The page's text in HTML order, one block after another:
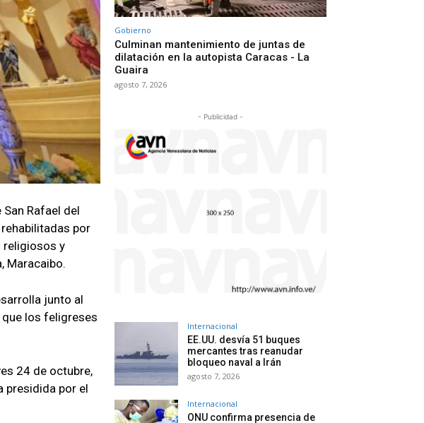
Rafael del
por
religiosos y
Maracaibo.
junto al
los feligreses
24 de octubre,
presidida por el
Gobierno
Culminan mantenimiento de juntas de
dilatación en la autopista Caracas - La
Guaira
agosto 7, 2026
- Publicidad -
Internacional
EE.UU. desvía 51 buques
mercantes tras reanudar
bloqueo naval a Irán
agosto 7, 2026
Internacional
ONU confirma presencia de